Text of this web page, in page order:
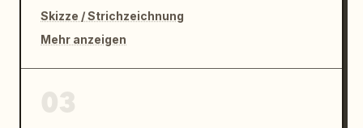
Skizze / Strichzeichnung
Mehr anzeigen